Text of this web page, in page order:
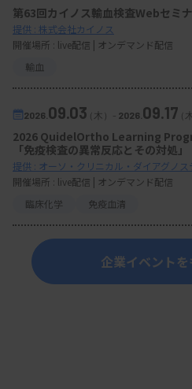
第63回カイノス輸血検査Webセミ
提供 : 株式会社カイノス
開催場所 : live配信 | オンデマンド配信
輸血
2026. 09.03（木） - 2026. 09.17（
2026 QuidelOrtho Learning
「免疫検査の異常反応とその対処」
提供 : オーソ・クリニカル・ダイアグノ
開催場所 : live配信 | オンデマンド配信
臨床化学
免疫血清
企業イベント